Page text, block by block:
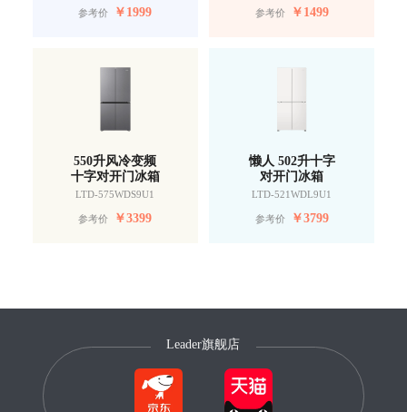
参考价 ￥1999 参考价 ￥1499
550升风冷变频
十字对开门冰箱
LTD-575WDS9U1
参考价 ￥3399
懒人 502升十字
对开门冰箱
LTD-521WDL9U1
参考价 ￥3799
Leader旗舰店